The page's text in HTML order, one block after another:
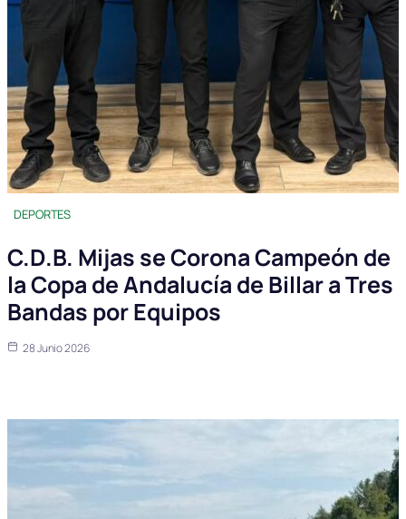
DEPORTES
C.D.B. Mijas se Corona Campeón de
la Copa de Andalucía de Billar a Tres
Bandas por Equipos
28 Junio 2026